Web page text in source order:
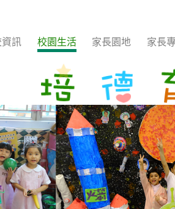
訊 校園生活 家長園地 家長